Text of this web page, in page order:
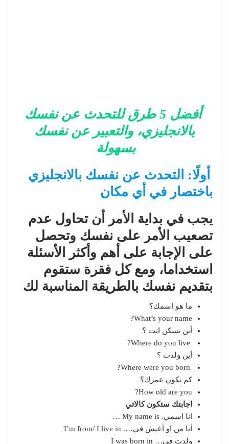
أفضل 5 طرق للتحدث عن نفسك
بالانجليزي، والتعبير عن نفسك
بسهولة
أولًا: التحدث عن نفسك بالانجليزي
باختصار في أي مكان
يجب في بداية الأمر أن تحاول عدم
تصعيب الأمر على نفسك وتحصل
على الإجابة على أهم وأكثر الأسئلة
استخداما، ومع كل فقرة ستقوم
بتقديم نفسك بالطريقة المناسبة لك
ما هو اسمك؟
What’s your name?
أين تسكن انت ؟
أين ولدت ؟
كم يكون عمرك؟
How old are you?
اجابتك ستكون كالاتي
انا اسمي. My name is …
أنا من او أعيش في…. I’m from/ I live in
ولدت في… I was born in